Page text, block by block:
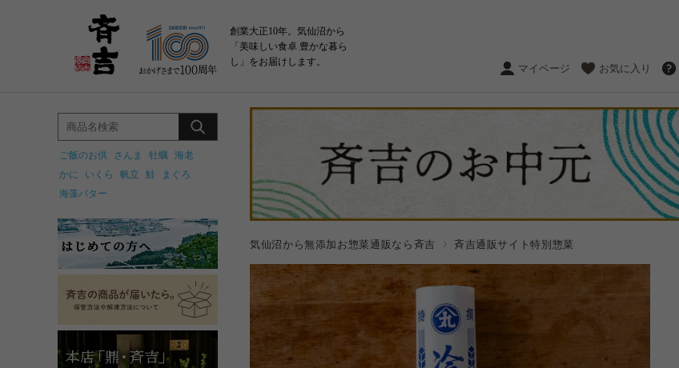
創業大正10年。気仙沼から
「美味しい食卓 豊かな暮ら
し」をお届けします。
マイページ お気に入り
気仙沼から無添加お惣菜通販なら斉吉 斉吉通販サイト特別惣菜
ご飯のお供 さんま 牡蠣 海老
かに
いくら 帆立 鮭
まぐろ
海藻バター